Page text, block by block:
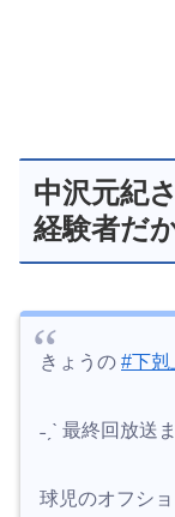
中沢元紀
経験者だ
きょうの #下剋
˗ˏˋ 最終回放送
球児のオフシ